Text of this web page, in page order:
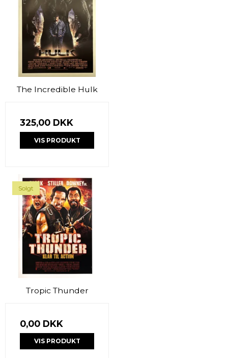
The Incredible Hulk
325,00 DKK
VIS PRODUKT
Solgt
Tropic Thunder
0,00 DKK
VIS PRODUKT